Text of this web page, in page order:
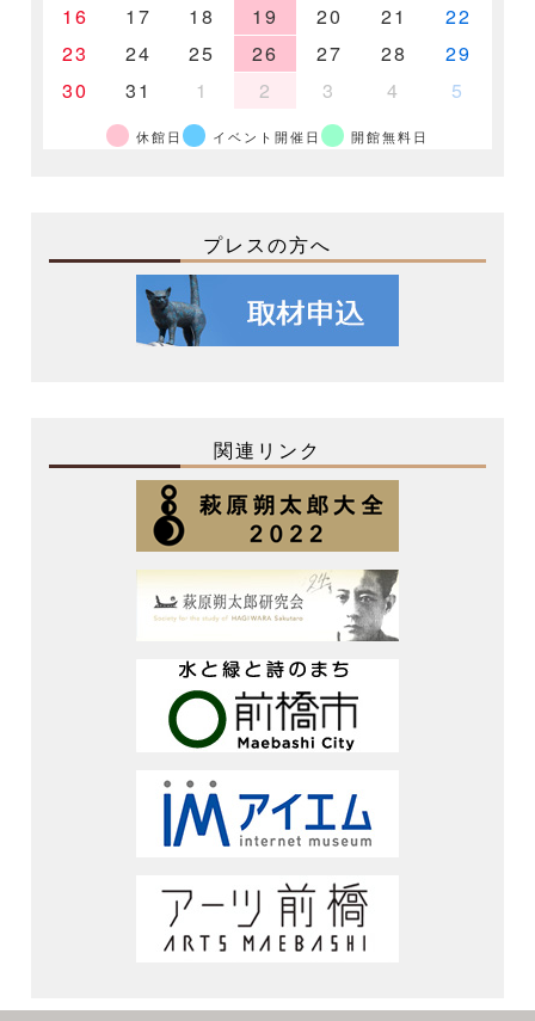
16
17 18 19 20 21
22
23
24 25 26 27 28
29
30
31 1 2 3 4 5
休館日 イベント開催日 開館無料日
プレスの方へ
関連リンク